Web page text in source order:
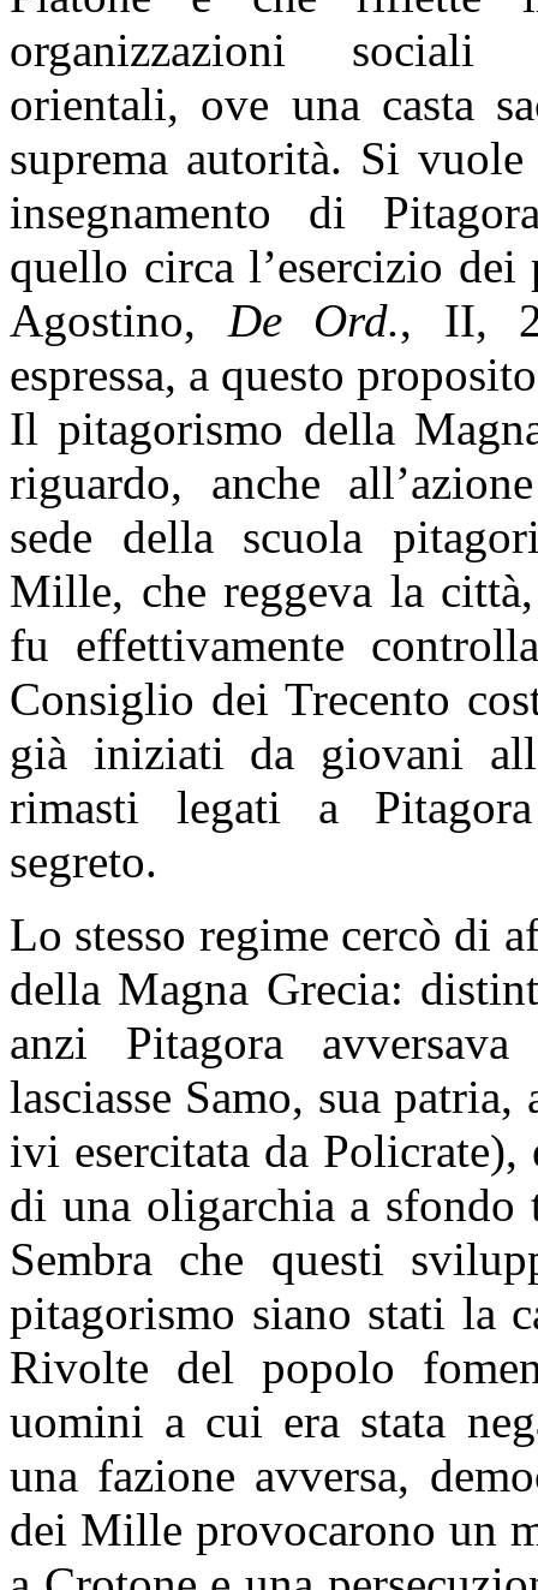
organizzazioni sociali
orientali, ove una casta
suprema autorità. Si
insegnamento di
quello circa l’esercizio
Agostino, De Ord., II,
espressa, a questo
Il pitagorismo della
riguardo, anche
sede della scuola
Mille, che reggeva la
fu effettivamente
Consiglio dei Trecento
già iniziati da giovani
rimasti legati a
segreto.
Lo stesso regime cercò di
della Magna Grecia:
anzi Pitagora
lasciasse Samo, sua
ivi esercitata da Policrate),
di una oligarchia a sfondo
Sembra che questi
pitagorismo siano stati la
Rivolte del popolo
uomini a cui era stata
una fazione avversa,
dei Mille provocarono un